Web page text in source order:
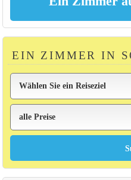
EIN ZIMMER IN